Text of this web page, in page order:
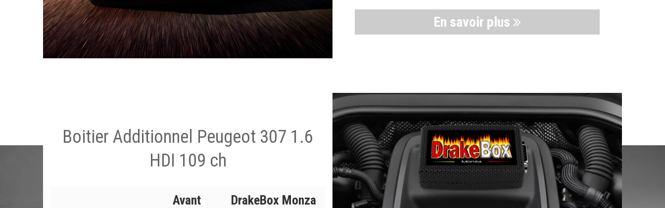
En savoir plus
Boitier Additionnel Peugeot 307 1.6
HDI 109 ch
Avant
DrakeBox Monza